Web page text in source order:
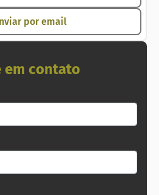
#imoveisavenda #zonasul
por email
em contato